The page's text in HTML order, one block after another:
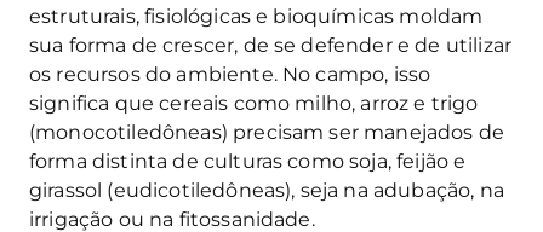
estruturais, fisiológicas e bioquímicas moldam
sua forma de crescer, de se defender e de utilizar
os recursos do ambiente. No campo, isso
significa que cereais como milho, arroz e trigo
(monocotiledôneas) precisam ser manejados de
forma distinta de culturas como soja, feijão e
girassol (eudicotiledôneas), seja na adubação, na
irrigação ou na fitossanidade.